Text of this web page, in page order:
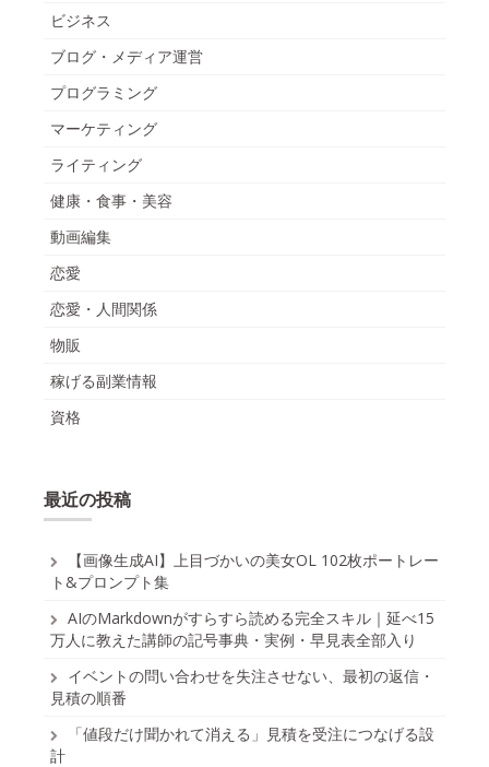
ビジネス
ブログ・メディア運営
プログラミング
マーケティング
ライティング
健康・食事・美容
動画編集
恋愛
恋愛・人間関係
物販
稼げる副業情報
資格
最近の投稿
【画像生成AI】上目づかいの美女OL 102枚ポートレー
ト&プロンプト集
AIのMarkdownがすらすら読める完全スキル｜延べ15
万人に教えた講師の記号事典・実例・早見表全部入り
イベントの問い合わせを失注させない、最初の返信・
見積の順番
「値段だけ聞かれて消える」見積を受注につなげる設
計